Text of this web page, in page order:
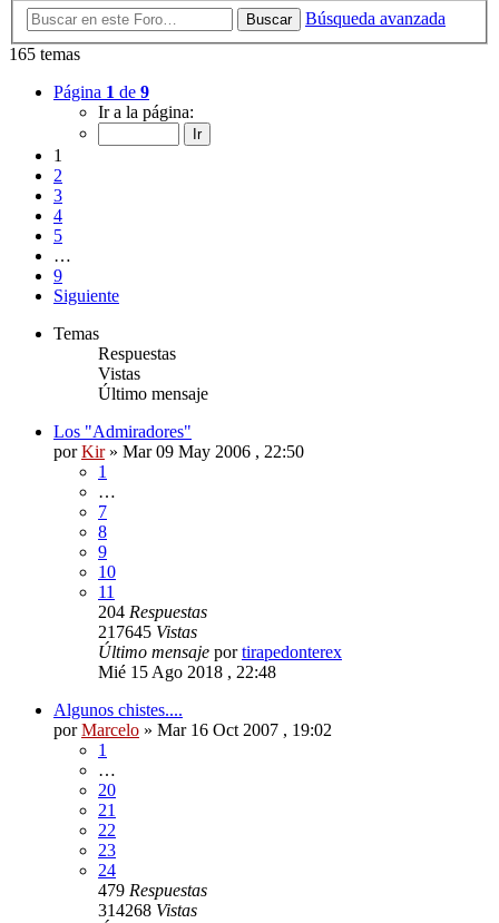
Buscar
Búsqueda avanzada
165 temas
Página 1 de 9
Ir a la página:
1
2
3
4
5
…
9
Siguiente
Temas
Respuestas
Vistas
Último mensaje
Los "Admiradores"
porKir» Mar 09 May 2006 , 22:50
1
…
7
8
9
10
11
204 Respuestas
217645 Vistas
Último mensaje portirapedonterex
Mié 15 Ago 2018 , 22:48
Algunos chistes....
porMarcelo » Mar 16 Oct 2007 , 19:02
1
…
20
21
22
23
24
479 Respuestas
314268 Vistas